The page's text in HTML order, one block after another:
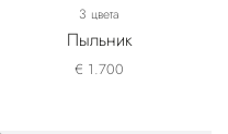
3 цвета
Пыльник
€ 1.700